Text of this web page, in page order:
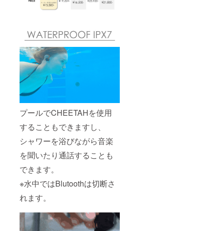
プールでCHEETAHを使用
することもできますし、
シャワーを浴びながら音楽
を聞いたり通話することも
できます。
※水中ではBlutoothは切断さ
れます。